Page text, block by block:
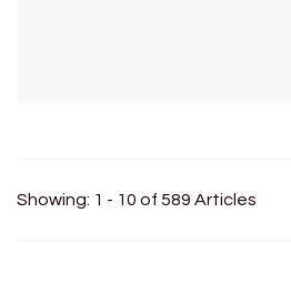
Showing: 1 - 10 of 589 Articles